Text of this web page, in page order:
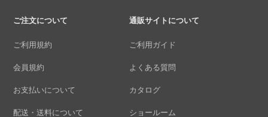
ご注文について
ご利用規約
会員規約
お支払いについて
配送・送料について
通販サイトについて
ご利用ガイド
よくある質問
カタログ
ショールーム